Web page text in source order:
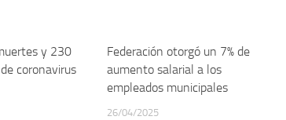
y 230
coronavirus
Federación otorgó un 7% de
aumento salarial a los
empleados municipales
26/04/2025